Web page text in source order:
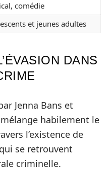
comédie
et jeunes adultes
DANS
Jenna Bans et
habilement le
l’existence de
se retrouvent
criminelle.